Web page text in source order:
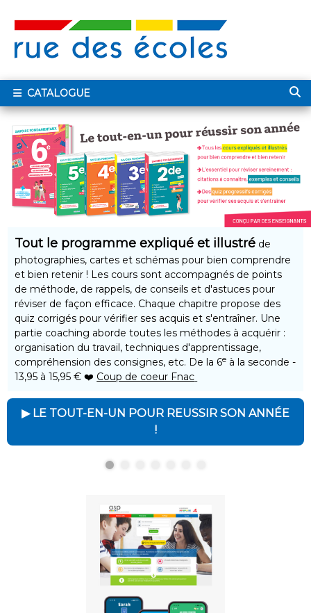
CATALOGUE
Tout le programme expliqué et illustré de
photographies, cartes et schémas pour bien comprendre
et bien retenir ! Les cours sont accompagnés de points
de méthode, de rappels, de conseils et d'astuces pour
réviser de façon efficace. Chaque chapitre propose des
quiz corrigés pour vérifier ses acquis et s'entraîner. Une
partie coaching aborde toutes les méthodes à acquérir :
organisation du travail, techniques d'apprentissage,
compréhension des consignes, etc. De la 6e à la seconde -
13,95 à 15,95 € ❤️ Coup de coeur Fnac
▶ LE TOUT-EN-UN POUR REUSSIR SON ANNÉE
!